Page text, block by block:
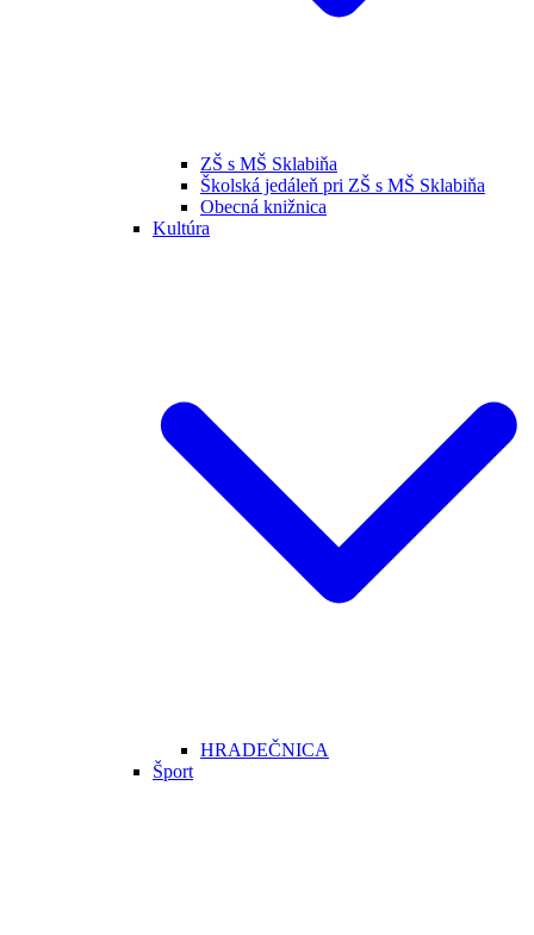
ZŠ s MŠ Sklabiňa
Školská jedáleň pri ZŠ s MŠ Sklabiňa
Obecná knižnica
Kultúra
HRADEČNICA
Šport